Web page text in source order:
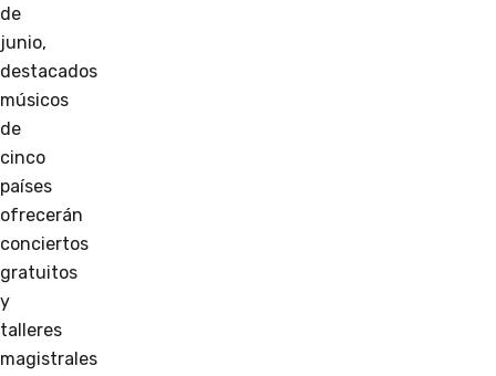
de
junio,
destacados
músicos
de
cinco
países
ofrecerán
conciertos
gratuitos
y
talleres
magistrales